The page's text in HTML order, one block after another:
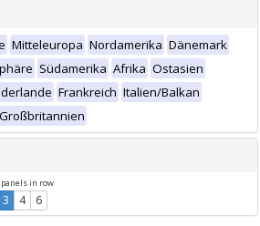
Mitteleuropa Nordamerika Dänemark
Südamerika Afrika Ostasien
Frankreich Italien/Balkan
Großbritannien
in row
3 4 6